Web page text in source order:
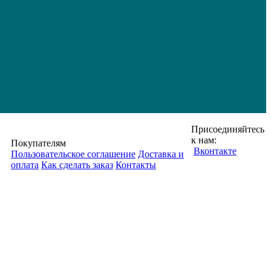
Покупателям
Пользовательское соглашение Доставка и
оплата Как сделать заказ Контакты
Присоединяйтесь
к нам:
Вконтакте